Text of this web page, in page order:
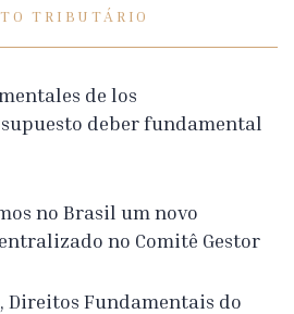
TRIBUTÁRIO
de los
deber fundamental
no Brasil um novo
no Comitê Gestor
Fundamentais do